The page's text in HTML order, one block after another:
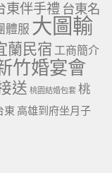
東伴手禮 台東名
體服 大圖輸
蘭民宿 工商簡介
竹婚宴會
送 桃園結婚包套 桃
東 高雄到府坐月子